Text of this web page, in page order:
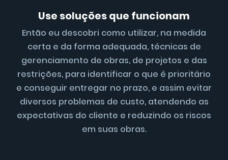
Use soluções que funcionam
Então eu descobri como utilizar, na medida
certa e da forma adequada, técnicas de
gerenciamento de obras, de projetos e das
restrições, para identificar o que é prioritário
e conseguir entregar no prazo, e assim evitar
diversos problemas de custo, atendendo as
expectativas do cliente e reduzindo os riscos
em suas obras.